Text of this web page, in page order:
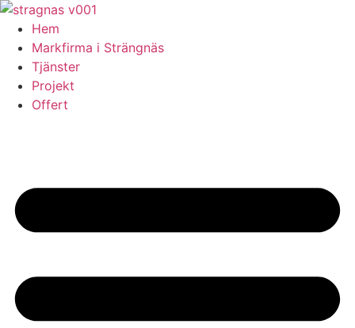
Skip
content
Hem
Markfirma i Strängnäs
Tjänster
Projekt
Offert